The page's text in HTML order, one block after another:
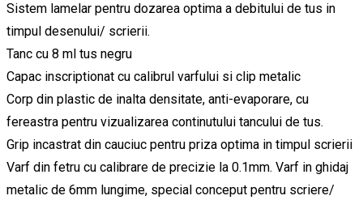
Sistem lamelar pentru dozarea optima a debitului de tus in
timpul desenului/ scrierii.
Tanc cu 8 ml tus negru
Capac inscriptionat cu calibrul varfului si clip metalic
Corp din plastic de inalta densitate, anti-evaporare, cu
fereastra pentru vizualizarea continutului tancului de tus.
Grip incastrat din cauciuc pentru priza optima in timpul scrierii
Varf din fetru cu calibrare de precizie la 0.1mm. Varf in ghidaj
metalic de 6mm lungime, special conceput pentru scriere/